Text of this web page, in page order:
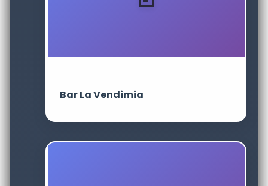
Bar La Vendimia